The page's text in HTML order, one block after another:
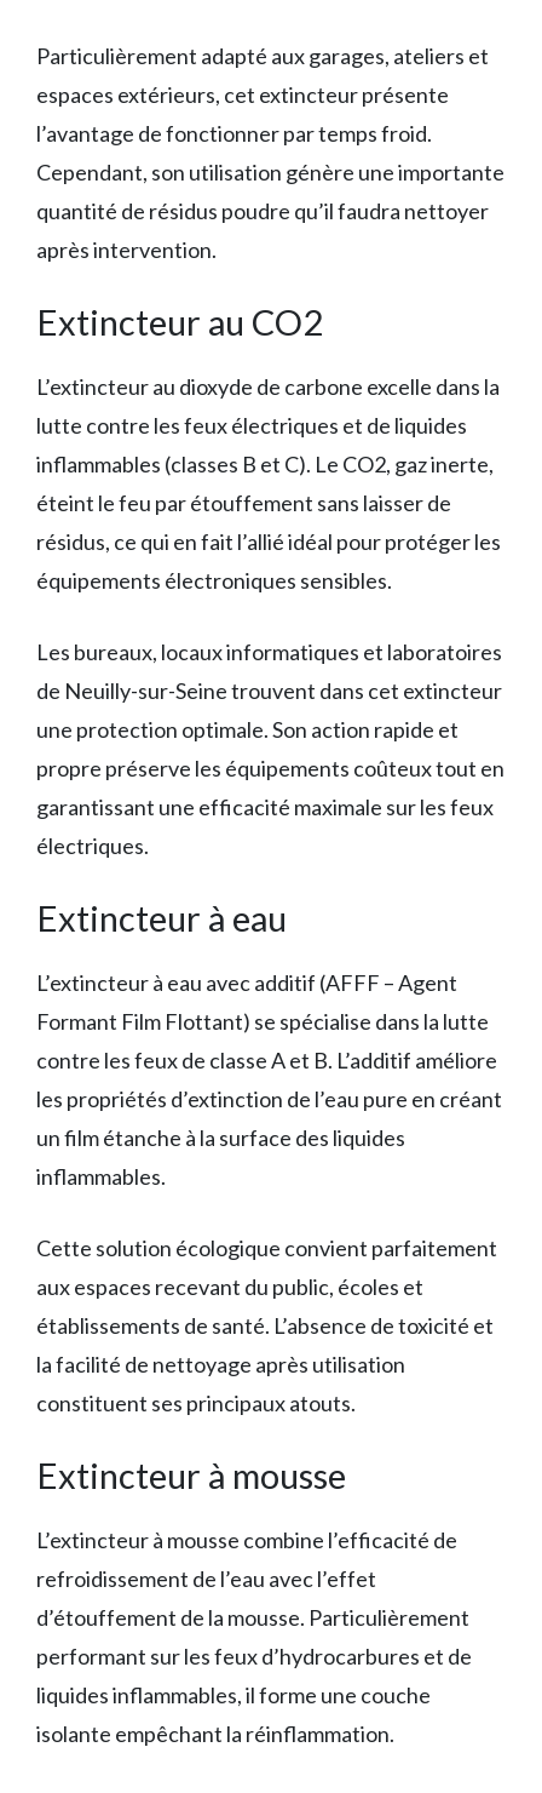
Particulièrement adapté aux garages, ateliers et
espaces extérieurs, cet extincteur présente
l’avantage de fonctionner par temps froid.
Cependant, son utilisation génère une importante
quantité de résidus poudre qu’il faudra nettoyer
après intervention.
Extincteur au CO2
L’extincteur au dioxyde de carbone excelle dans la
lutte contre les feux électriques et de liquides
inflammables (classes B et C). Le CO2, gaz inerte,
éteint le feu par étouffement sans laisser de
résidus, ce qui en fait l’allié idéal pour protéger les
équipements électroniques sensibles.
Les bureaux, locaux informatiques et laboratoires
de Neuilly-sur-Seine trouvent dans cet extincteur
une protection optimale. Son action rapide et
propre préserve les équipements coûteux tout en
garantissant une efficacité maximale sur les feux
électriques.
Extincteur à eau
L’extincteur à eau avec additif (AFFF – Agent
Formant Film Flottant) se spécialise dans la lutte
contre les feux de classe A et B. L’additif améliore
les propriétés d’extinction de l’eau pure en créant
un film étanche à la surface des liquides
inflammables.
Cette solution écologique convient parfaitement
aux espaces recevant du public, écoles et
établissements de santé. L’absence de toxicité et
la facilité de nettoyage après utilisation
constituent ses principaux atouts.
Extincteur à mousse
L’extincteur à mousse combine l’efficacité de
refroidissement de l’eau avec l’effet
d’étouffement de la mousse. Particulièrement
performant sur les feux d’hydrocarbures et de
liquides inflammables, il forme une couche
isolante empêchant la réinflammation.